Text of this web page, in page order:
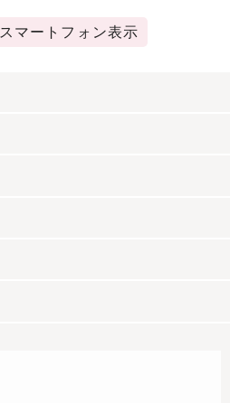
スマートフォン表示